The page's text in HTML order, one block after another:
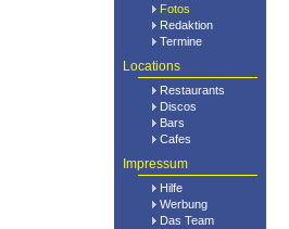
Fotos
Redaktion
Termine
Locations
Restaurants
Discos
Bars
Cafes
Impressum
Hilfe
Werbung
Das Team